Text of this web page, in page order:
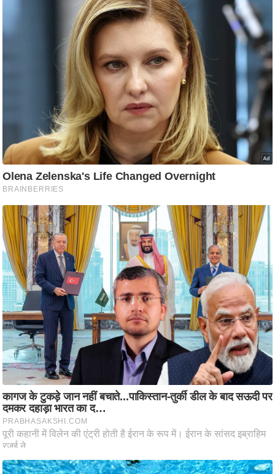
ध
र्म
ज्यो
ति
ष
प्र
भु
म
हि
मा
/
ध
र्म
स्थ
ल
व्र
त
त्यो
हा
र